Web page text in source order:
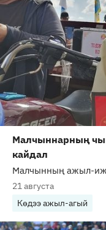
Малчыннарның
кайдал
Малчынның ажыл-
21 августа
Көдээ ажыл-агый